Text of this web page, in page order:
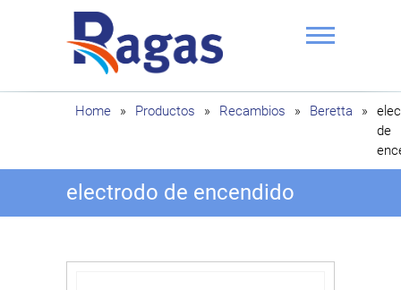
Ragas
Home » Productos » Recambios » Beretta »
de
electrodo de encendido